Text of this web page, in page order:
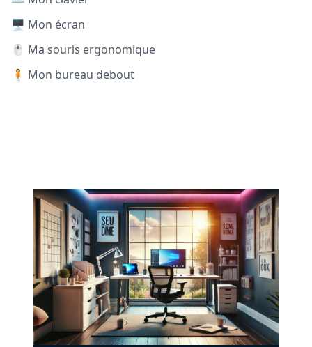
🖥️ Mon écran
🖱️ Ma souris ergonomique
🧍 Mon bureau debout